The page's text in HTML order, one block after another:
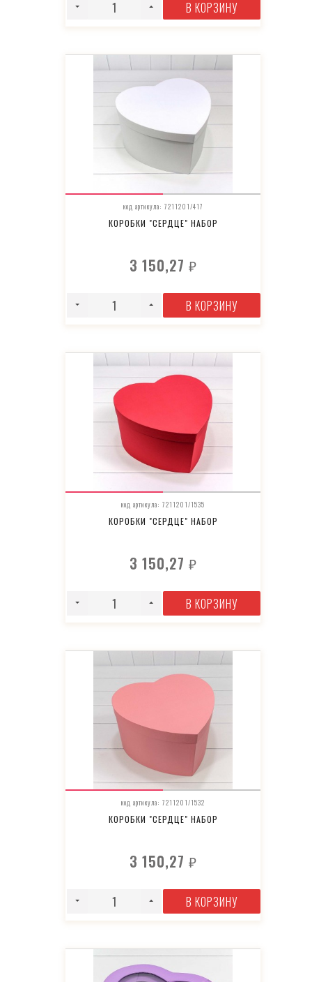
В КОРЗИНУ
код артикула: 7211201/417
КОРОБКИ "СЕРДЦЕ" НАБОР
3 150,27 ₽
В КОРЗИНУ
код артикула: 7211201/1535
КОРОБКИ "СЕРДЦЕ" НАБОР
3 150,27 ₽
В КОРЗИНУ
код артикула: 7211201/1532
КОРОБКИ "СЕРДЦЕ" НАБОР
3 150,27 ₽
В КОРЗИНУ